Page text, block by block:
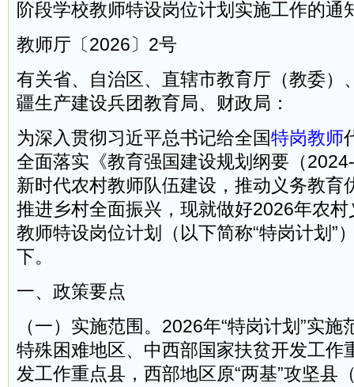
阶段学校教师特设岗位计划实施工作的通
教师厅〔2026〕2号
有关省、自治区、直辖市教育厅（教委）
疆生产建设兵团教育局、财政局：
为深入贯彻习近平总书记给全国特岗教师
全面落实《教育强国建设规划纲要（
新时代农村教师队伍建设，推动义务教育
推进乡村全面振兴，现就做好2026年农
教师特设岗位计划（以下简称“特岗计划”
下。
一、政策要点
（一）实施范围。2026年“特岗计划”实
特殊困难地区、中西部国家扶贫开发工作
发工作重点县，西部地区原“两基”攻坚县